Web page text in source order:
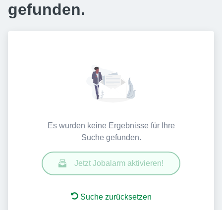
gefunden.
Es wurden keine Ergebnisse für Ihre
Suche gefunden.
Jetzt Jobalarm aktivieren!
Suche zurücksetzen